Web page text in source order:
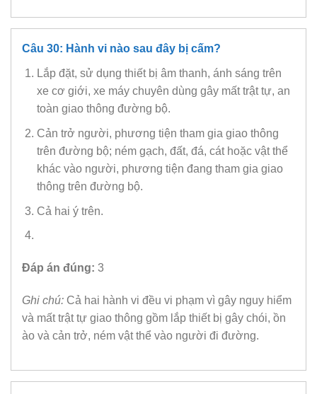
Câu 30: Hành vi nào sau đây bị cấm?
Lắp đặt, sử dụng thiết bị âm thanh, ánh sáng trên
xe cơ giới, xe máy chuyên dùng gây mất trật tự, an
toàn giao thông đường bộ.
Cản trở người, phương tiện tham gia giao thông
trên đường bộ; ném gạch, đất, đá, cát hoặc vật thể
khác vào người, phương tiện đang tham gia giao
thông trên đường bộ.
Cả hai ý trên.
Đáp án đúng: 3
Ghi chú: Cả hai hành vi đều vi phạm vì gây nguy hiểm
và mất trật tự giao thông gồm lắp thiết bị gây chói, ồn
ào và cản trở, ném vật thể vào người đi đường.